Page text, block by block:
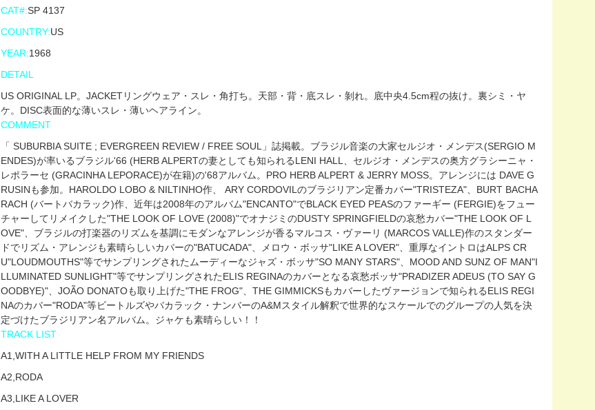
CAT#:SP 4137
COUNTRY:US
YEAR:1968
DETAIL
US ORIGINAL LP。JACKETリングウェア・スレ・角打ち。天部・背・底スレ・剝れ。底中央4.5cm程の抜け。裏シミ・ヤ
ケ。DISC表面的な薄いスレ・薄いヘアライン。
COMMENT
「 SUBURBIA SUITE ; EVERGREEN REVIEW / FREE SOUL」誌掲載。ブラジル音楽の大家セルジオ・メンデス(SERGIO M
ENDES)が率いるブラジル'66 (HERB ALPERTの妻としても知られるLENI HALL、セルジオ・メンデスの奥方グラシーニャ・
レポラーセ (GRACINHA LEPORACE)が在籍)の'68アルバム。PRO HERB ALPERT & JERRY MOSS。アレンジには DAVE G
RUSINも参加。HAROLDO LOBO & NILTINHO作、 ARY CORDOVILのブラジリアン定番カバー"TRISTEZA"、BURT BACHA
RACH (バートバカラック)作、近年は2008年のアルバム"ENCANTO"でBLACK EYED PEASのファーギー (FERGIE)をフュー
チャーしてリメイクした"THE LOOK OF LOVE (2008)"でオナジミのDUSTY SPRINGFIELDの哀愁カバー"THE LOOK OF L
OVE"、ブラジルの打楽器のリズムを基調にモダンなアレンジが香るマルコス・ヴァーリ (MARCOS VALLE)作のスタンダー
ドでリズム・アレンジも素晴らしいカバーの"BATUCADA"、メロウ・ボッサ"LIKE A LOVER"、重厚なイントロはALPS CR
U"LOUDMOUTHS"等でサンプリングされたムーディーなジャズ・ボッサ"SO MANY STARS"、MOOD AND SUNZ OF MAN"I
LLUMINATED SUNLIGHT"等でサンプリングされたELIS REGINAのカバーとなる哀愁ボッサ"PRADIZER ADEUS (TO SAY G
OODBYE)"、JOÃO DONATOも取り上げた"THE FROG"、THE GIMMICKSもカバーしたヴァージョンで知られるELIS REGI
NAのカバー"RODA"等ビートルズやバカラック・ナンバーのA&Mスタイル解釈で世界的なスケールでのグループの人気を決
定づけたブラジリアン名アルバム。ジャケも素晴らしい！！
TRACK LIST
A1,WITH A LITTLE HELP FROM MY FRIENDS
A2,RODA
A3,LIKE A LOVER